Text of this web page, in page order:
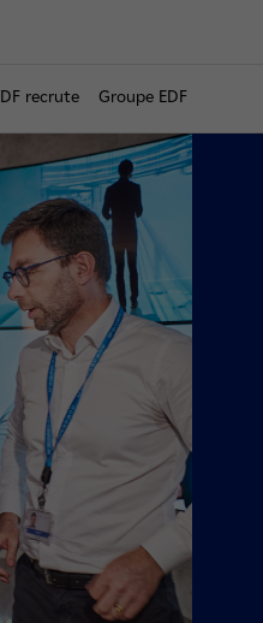
recrute Groupe EDF